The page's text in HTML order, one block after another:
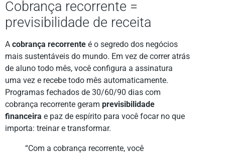
Cobrança recorrente =
previsibilidade de receita
A cobrança recorrente é o segredo dos negócios
mais sustentáveis do mundo. Em vez de correr atrás
de aluno todo mês, você configura a assinatura
uma vez e recebe todo mês automaticamente.
Programas fechados de 30/60/90 dias com
cobrança recorrente geram previsibilidade
financeira e paz de espírito para você focar no que
importa: treinar e transformar.
“Com a cobrança recorrente, você